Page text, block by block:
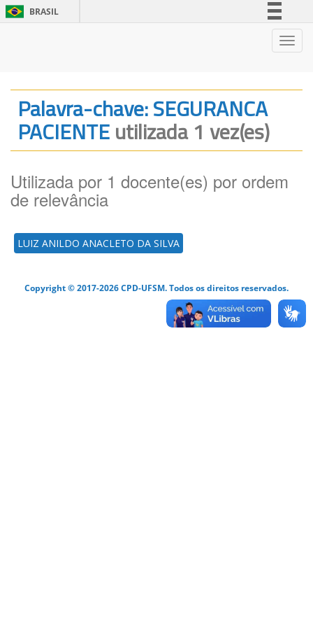
BRASIL
Legislação
Canais
Palavra-chave: SEGURANCA
PACIENTEutilizada 1 vez(es)
Utilizada por 1 docente(es) por ordem
de relevância
LUIZ ANILDO ANACLETO DA SILVA
Copyright © 2017-2026 CPD-UFSM. Todos os direitos reservados.